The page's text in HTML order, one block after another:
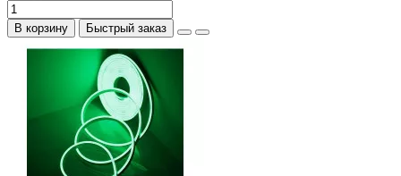
В корзину Быстрый заказ